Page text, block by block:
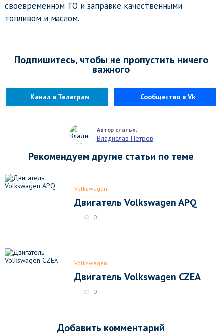
своевременном ТО и заправке качественными
топливом и маслом.
Подпишитесь, чтобы не пропустить ничего
важного
Канал в Телеграм Сообщество в Vk
Владислав Петров
Рекомендуем другие статьи по теме
Volkswagen
Двигатель Volkswagen APQ
0
Volkswagen
Двигатель Volkswagen CZEA
0
Добавить комментарий